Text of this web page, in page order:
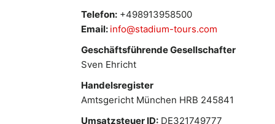
Telefon: +498913958500
Email: info@stadium-tours.com
Geschäftsführende Gesellschafter
Sven Ehricht
Handelsregister
Amtsgericht München HRB 245841
Umsatzsteuer ID: DE321749777